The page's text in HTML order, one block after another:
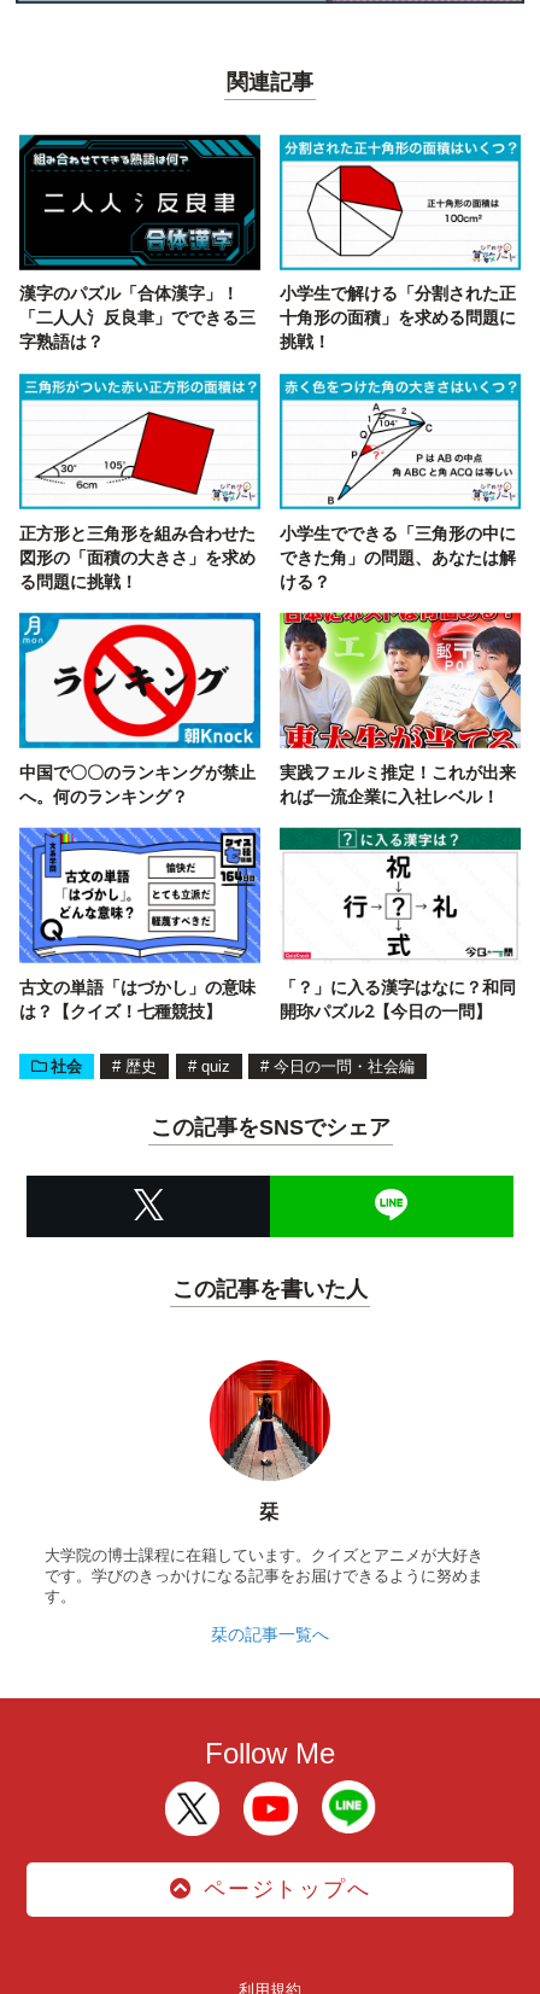
関連記事
漢字のパズル「合体漢字」！
「二人人氵反良聿」でできる三
字熟語は？
小学生で解ける「分割された正
十角形の面積」を求める問題に
挑戦！
正方形と三角形を組み合わせた
図形の「面積の大きさ」を求め
る問題に挑戦！
小学生でできる「三角形の中に
できた角」の問題、あなたは解
ける？
中国で〇〇のランキングが禁止
へ。何のランキング？
実践フェルミ推定！これが出来
れば一流企業に入社レベル！
古文の単語「はづかし」の意味
は？【クイズ！七種競技】
「？」に入る漢字はなに？和同
開珎パズル2【今日の一問】
社会 # 歴史 # quiz # 今日の一問・社会編
この記事をSNSでシェア
この記事を書いた人
栞
大学院の博士課程に在籍しています。クイズとアニメが大好き
です。学びのきっかけになる記事をお届けできるように努めま
す。
栞の記事一覧へ
Follow Me
ページトップへ
利用規約